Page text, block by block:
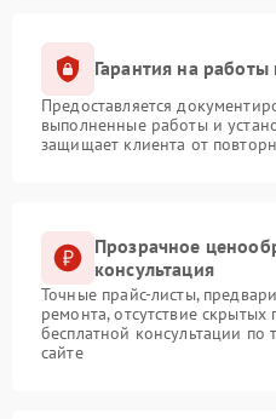
Гарантия на работы
Предоставляется
выполненные работы и
защищает клиента от
Прозрачное
консультация
Точные прайс-листы,
ремонта, отсутствие
бесплатной консультации
сайте